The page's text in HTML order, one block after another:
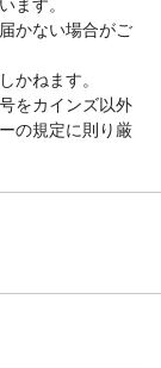
ます。
かない場合がご
かねます。
をカインズ以外
の規定に則り厳